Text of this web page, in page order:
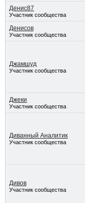
Денис87
Участник сообщества
Денисов
Участник сообщества
Джамшуд
Участник сообщества
Джеки
Участник сообщества
Диванный Аналитик
Участник сообщества
Дивов
Участник сообщества